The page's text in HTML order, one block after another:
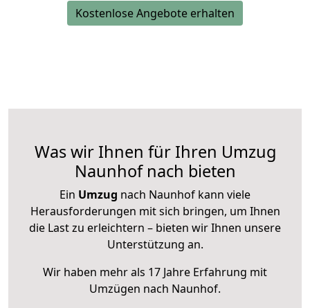
Kostenlose Angebote erhalten
Was wir Ihnen für Ihren Umzug
Naunhof nach bieten
Ein Umzug nach Naunhof kann viele
Herausforderungen mit sich bringen, um Ihnen
die Last zu erleichtern – bieten wir Ihnen unsere
Unterstützung an.
Wir haben mehr als 17 Jahre Erfahrung mit
Umzügen nach Naunhof.